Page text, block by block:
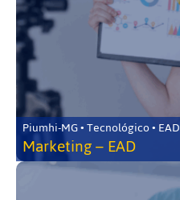
Piumhi-MG • Tecnológico • EAD
Marketing – EAD